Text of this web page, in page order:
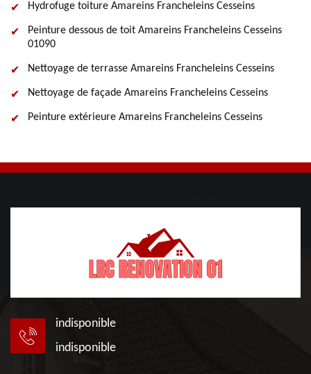
Hydrofuge toiture Amareins Francheleins Cesseins
Peinture dessous de toit Amareins Francheleins Cesseins
01090
Nettoyage de terrasse Amareins Francheleins Cesseins
Nettoyage de façade Amareins Francheleins Cesseins
Peinture extérieure Amareins Francheleins Cesseins
indisponible
indisponible